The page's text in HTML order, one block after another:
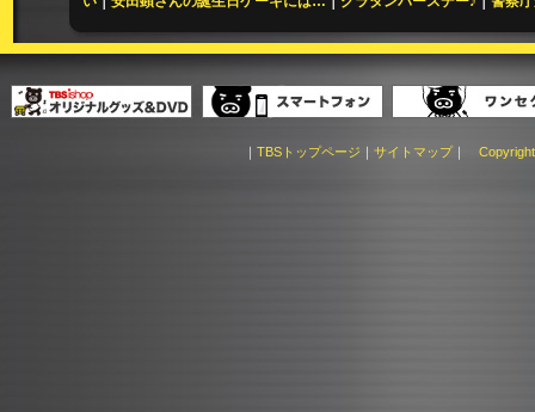
｜ TBSトップページ ｜ サイトマップ｜ Copyright